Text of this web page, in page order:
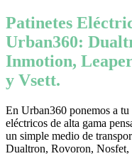
Patinetes
Urban360:
Inmotion,
y Vsett.
En Urban360 ponemos a tu
eléctricos de alta gama
un simple medio de
Dualtron, Rovoron,